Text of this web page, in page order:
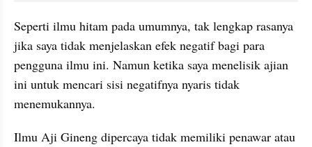
Seperti ilmu hitam pada umumnya, tak lengkap rasanya
jika saya tidak menjelaskan efek negatif bagi para
pengguna ilmu ini. Namun ketika saya menelisik ajian
ini untuk mencari sisi negatifnya nyaris tidak
menemukannya.
Ilmu Aji Gineng dipercaya tidak memiliki penawar atau